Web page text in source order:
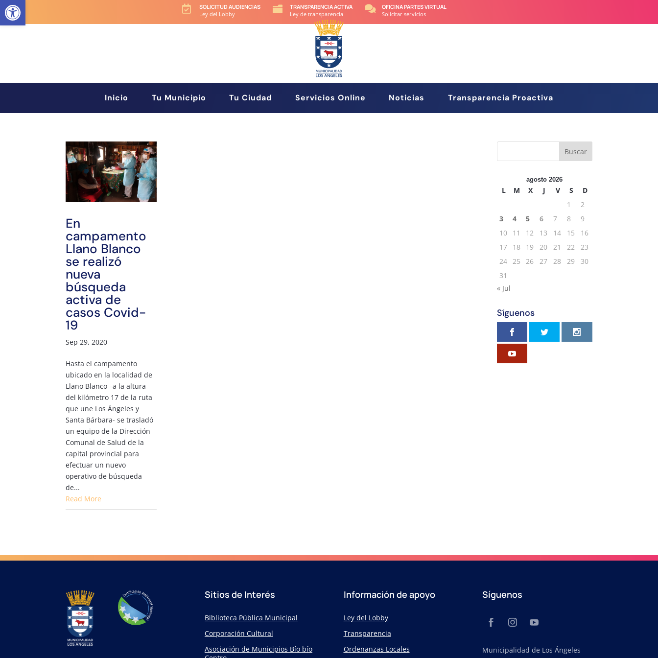

SOLICITUD AUDIENCIAS
Ley del Lobby

TRANSPARENCIA ACTIVA
Ley de transparencia

OFICINA PARTES VIRTUAL
Solicitar servicios
Inicio Tu Municipio Tu Ciudad Servicios Online Noticias Transparencia Proactiva
En
campamento
Llano Blanco
se realizó
nueva
búsqueda
activa de
casos Covid-
19
Sep 29, 2020
Hasta el campamento
ubicado en la localidad de
Llano Blanco –a la altura
del kilómetro 17 de la ruta
que une Los Ángeles y
Santa Bárbara- se trasladó
un equipo de la Dirección
Comunal de Salud de la
capital provincial para
efectuar un nuevo
operativo de búsqueda
de...
Read More
agosto 2026
L M X J V S
D
1
2
3
4 5 6 7 8
9
10
11 12 13 14 15
16
17
18 19 20 21 22
23
24 25 26 27 28 29
30
31
« Jul
Síguenos
Sitios de Interés
Biblioteca Pública Municipal
Corporación Cultural
Asociación de Municipios Bío bío
Información de apoyo
Ley del Lobby
Transparencia
Ordenanzas Locales
Síguenos
Municipalidad de Los Ángeles